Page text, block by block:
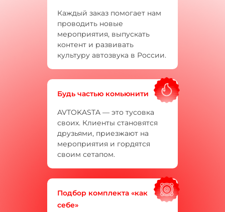
Каждый заказ помогает нам
проводить новые
мероприятия, выпускать
контент и развивать
культуру автозвука в России.
Будь частью комьюнити
AVTOKASTA — это тусовка
своих. Клиенты становятся
друзьями, приезжают на
мероприятия и гордятся
своим сетапом.
Подбор комплекта «как
себе»